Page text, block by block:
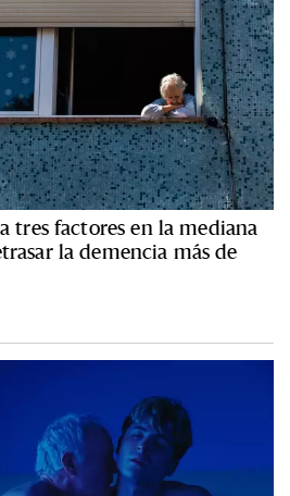
tres factores en la mediana
la demencia más de